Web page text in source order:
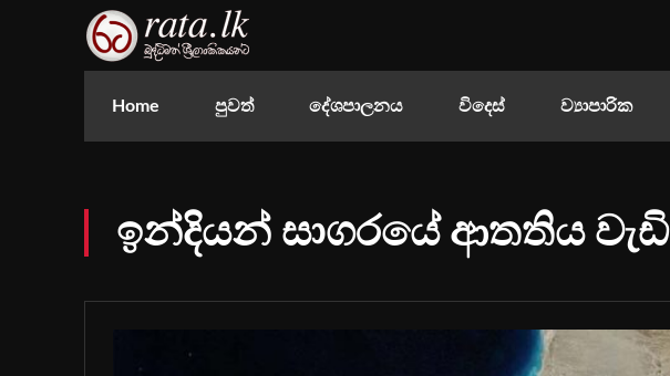
Home පුවත් දේශපාලනය විදෙස් ව්‍යාපාරික
ඉන්දියන් සාගරයේ ආතතිය